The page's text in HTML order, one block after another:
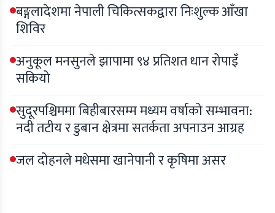
बङ्गलादेशमा नेपाली चिकित्सकद्वारा निःशुल्क आँखा
शिविर
अनुकूल मनसुनले झापामा ९४ प्रतिशत धान रोपाइँ
सकियो
सुदूरपश्चिममा बिहीबारसम्म मध्यम वर्षाको सम्भावना:
नदी तटीय र डुबान क्षेत्रमा सतर्कता अपनाउन आग्रह
जल दोहनले मधेसमा खानेपानी र कृषिमा असर